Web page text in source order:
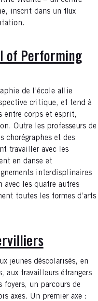
inscrit dans un flux
of Performing
de l’école allie
critique, et tend à
entre corps et esprit,
Outre les professeurs de
chorégraphes et des
travailler avec les
en danse et
interdisplinaires
les quatre autres
toutes les formes d’arts
jeunes déscolarisés, en
aux travailleurs étrangers
foyers, un parcours de
axes. Un premier axe :